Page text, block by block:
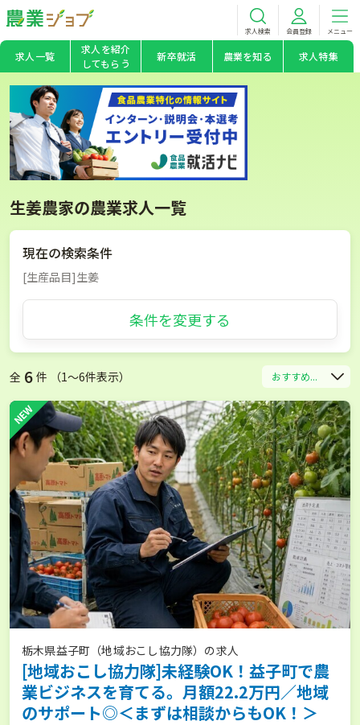
求人検索 会員登録 メニュー
求人一覧
求人を紹介
してもらう
新卒就活 農業を知る 求人特集
生姜農家の農業求人一覧
現在の検索条件
[生産品目]生姜
条件を変更する
全 6 件 （1〜6件表示） おすすめ...
NEW
栃木県益子町（地域おこし協力隊）の求人
[地域おこし協力隊]未経験OK！益子町で農
業ビジネスを育てる。月額22.2万円／地域
のサポート◎＜まずは相談からもOK！＞